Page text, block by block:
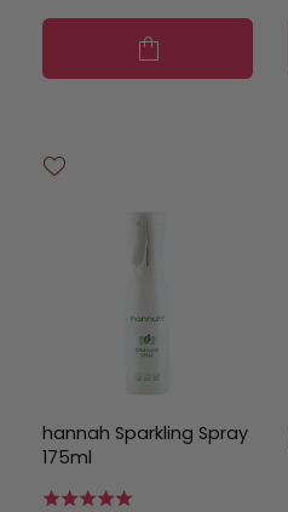
hannah Sparkling Spray
175ml